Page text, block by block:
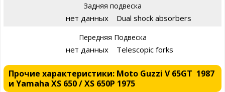
Задняя подвеска
нет данных Dual shock absorbers
Передняя Подвеска
нет данных Telescopic forks
Прочие характеристики: Moto Guzzi V 65GT 1987
и Yamaha XS 650 / XS 650P 1975